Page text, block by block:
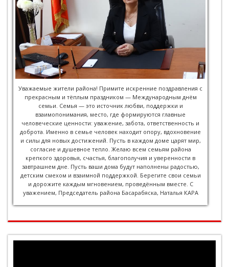
Уважаемые жители района! Примите искренние поздравления с
прекрасным и тёплым праздником — Международным днём
семьи. Семья — это источник любви, поддержки и
взаимопонимания, место, где формируются главные
человеческие ценности: уважение, забота, ответственность и
доброта. Именно в семье человек находит опору, вдохновение
и силы для новых достижений. Пусть в каждом доме царят мир,
согласие и душевное тепло. Желаю всем семьям района
крепкого здоровья, счастья, благополучия и уверенности в
завтрашнем дне. Пусть ваши дома будут наполнены радостью,
детским смехом и взаимной поддержкой. Берегите свои семьи
и дорожите каждым мгновением, проведённым вместе. С
уважением, Председатель района Басарабяска, Наталья КАРА